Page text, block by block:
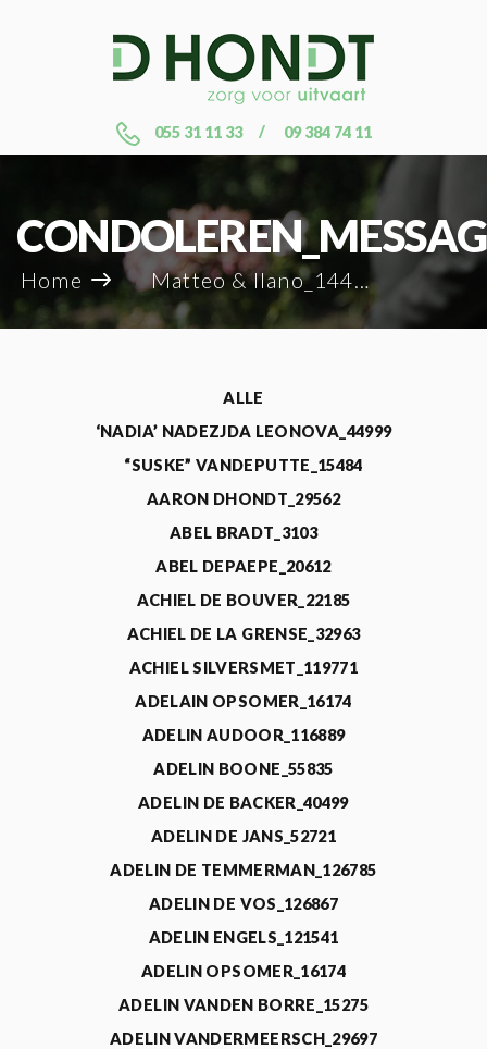
055 31 11 33 09 384 74 11
Home Matteo & Ilano_14457
ALLE
‘NADIA’ NADEZJDA LEONOVA_44999
“SUSKE” VANDEPUTTE_15484
AARON DHONDT_29562
ABEL BRADT_3103
ABEL DEPAEPE_20612
ACHIEL DE BOUVER_22185
ACHIEL DE LA GRENSE_32963
ACHIEL SILVERSMET_119771
ADELAIN OPSOMER_16174
ADELIN AUDOOR_116889
ADELIN BOONE_55835
ADELIN DE BACKER_40499
ADELIN DE JANS_52721
ADELIN DE TEMMERMAN_126785
ADELIN DE VOS_126867
ADELIN ENGELS_121541
ADELIN OPSOMER_16174
ADELIN VANDEN BORRE_15275
ADELIN VANDERMEERSCH_29697